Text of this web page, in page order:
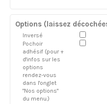
Options (laissez
Inversé
Pochoir
adhésif (pour +
d'infos sur les
options
rendez-vous
dans l'onglet
"Nos options"
du menu.)